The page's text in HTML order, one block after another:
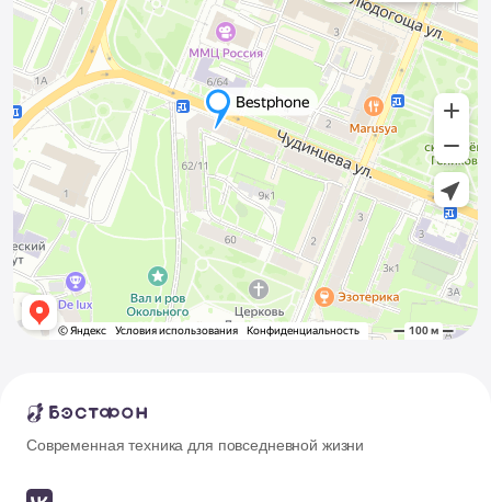
Современная техника для повседневной жизни